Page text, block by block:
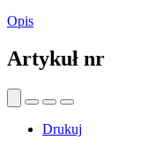
Opis
Artykuł nr
Drukuj